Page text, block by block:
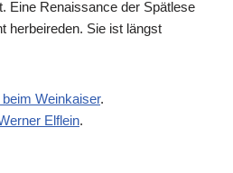
Eine Renaissance der Spätlese
herbeireden. Sie ist längst
Weinkaiser.
Elflein.